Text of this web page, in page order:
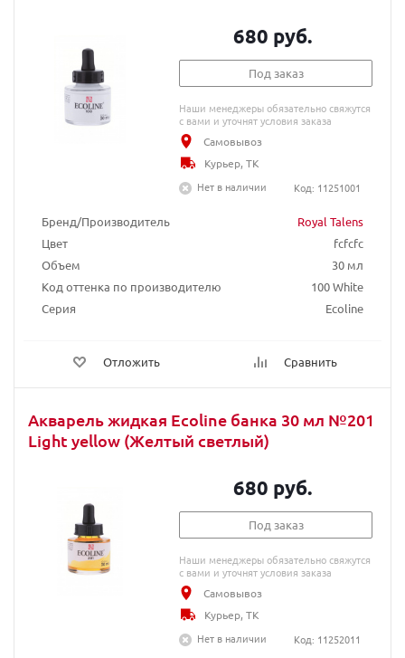
Бренд/Производитель
Royal Talens
Цвет
fcfcfc
Объем
30 мл
Код оттенка по производителю
100 White
Серия
Ecoline
Отложить Сравнить
680 руб.
Под заказ
Наши менеджеры обязательно свяжутся
с вами и уточнят условия заказа
Самовывоз
Курьер, ТК
Нет в наличии
Код: 11251001
Акварель жидкая Ecoline банка 30 мл №201
Light yellow (Желтый светлый)
680 руб.
Под заказ
Наши менеджеры обязательно свяжутся
с вами и уточнят условия заказа
Самовывоз
Курьер, ТК
Нет в наличии
Код: 11252011